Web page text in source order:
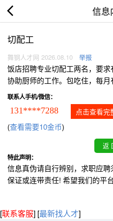
信息
切配工
舞钢人才网 2026.08.10 举报
饭店招聘专业切配工两名，要
协助厨师的工作。包吃住，每月
联系人手机/微信：
131****7288 点击查看完
(查看需要10金币)
特此声明：
信息真伪请自行辨别，求职应
保证或连带责任! 希望我们的平
[联系客服] [最新找人才]